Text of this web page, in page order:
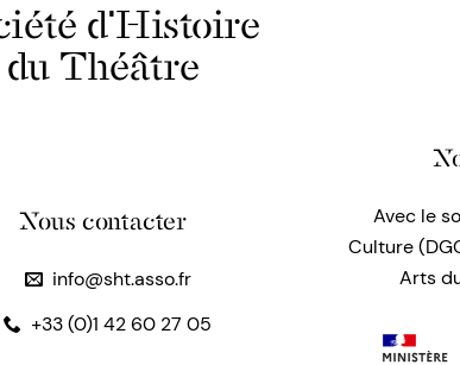
d'Histoire
du Théâtre
Nous contacter
info@sht.asso.fr
+33 (0)1 42 60 27 05
Avec le
Culture
Arts